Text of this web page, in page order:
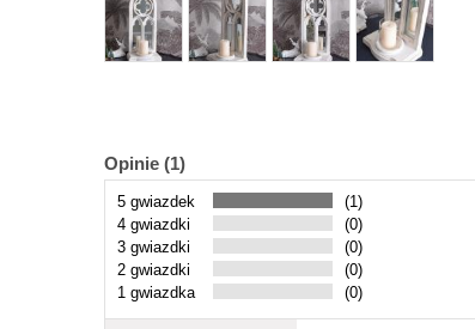
Opinie (1)
5 gwiazdek
(1)
4 gwiazdki
(0)
3 gwiazdki
(0)
2 gwiazdki
(0)
1 gwiazdka
(0)